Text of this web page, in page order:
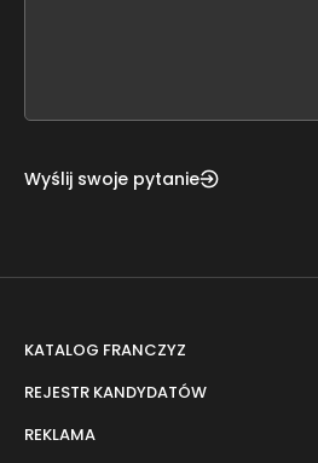
Wyślij swoje pytanie
KATALOG FRANCZYZ
REJESTR KANDYDATÓW
REKLAMA